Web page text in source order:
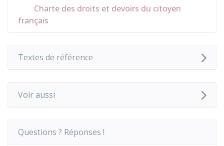
Charte des droits et devoirs du citoyen
français
Textes de référence
Voir aussi
Questions ? Réponses !